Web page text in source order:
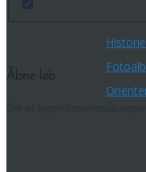
Der er ingen kommende